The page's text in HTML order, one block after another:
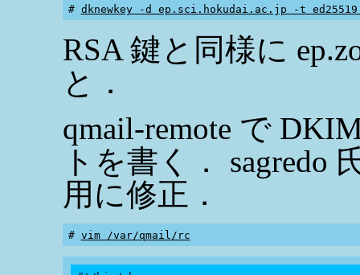
# dknewkey -d ep.sci.hokudai.ac.jp -t ed25519
RSA 鍵と同様に
と．
qmail-remote で
トを書く． sagredo
用に修正．
# vim /var/qmail/rc